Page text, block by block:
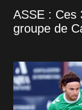
ASSE : Ces
groupe de